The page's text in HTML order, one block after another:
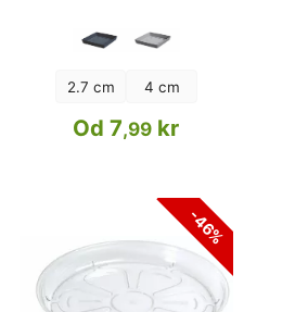
2.7 cm 4 cm
Od 7,99 kr
-46%